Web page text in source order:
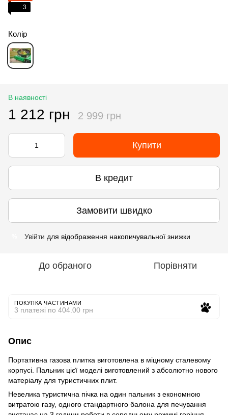
3
Колір
В наявності
1 212 грн 2 999 грн
Купити
В кредит
Замовити швидко
Увійти для відображення накопичувальної знижки
До обраного Порівняти
ПОКУПКА ЧАСТИНАМИ
3 платежі по 404.00 грн
Опис
Портативна газова плитка виготовлена в міцному сталевому
корпусі. Пальник цієї моделі виготовлений з абсолютно нового
матеріалу для туристичних плит.
Невелика туристична пічка на один пальник з економною
витратою газу, одного стандартного балона для печування